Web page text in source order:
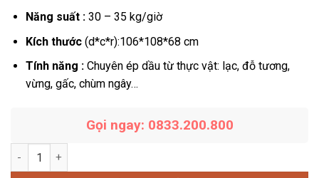
Năng suất : 30 – 35 kg/giờ
Kích thước (d*c*r):106*108*68 cm
Tính năng : Chuyên ép dầu từ thực vật: lạc, đỗ tương,
vừng, gấc, chùm ngây…
Gọi ngay: 0833.200.800
Máy ép dầu đa năng 30-35 kg/giờ số lượng